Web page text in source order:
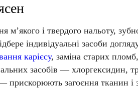
і твердого нальоту,
індивідуальні засоби
карієсу, заміна старих
засобів — хлоргексидин,
— прискорюють загоєння тканин